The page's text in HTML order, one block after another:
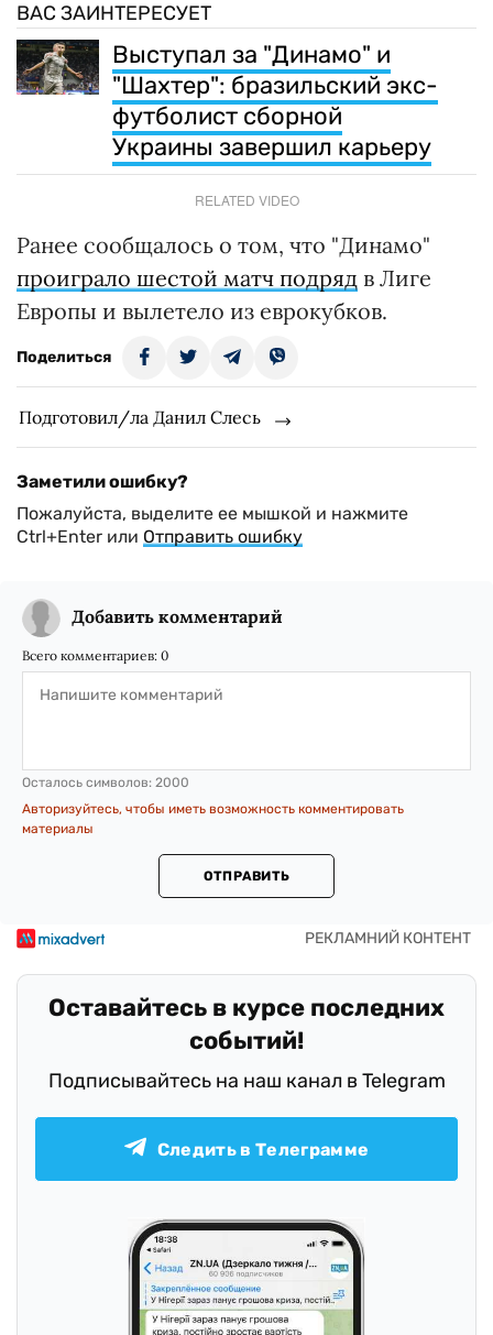
ВАС ЗАИНТЕРЕСУЕТ
Выступал за "Динамо" и
"Шахтер": бразильский экс-
футболист сборной
Украины завершил карьеру
RELATED VIDEO
Ранее сообщалось о том, что "Динамо"
проиграло шестой матч подряд в Лиге
Европы и вылетело из еврокубков.
Поделиться
Подготовил/ла Данил Слесь
Заметили ошибку?
Пожалуйста, выделите ее мышкой и нажмите
Ctrl+Enter или Отправить ошибку
Добавить комментарий
Всего комментариев: 0
Осталось символов: 2000
Авторизуйтесь, чтобы иметь возможность комментировать
материалы
ОТПРАВИТЬ
Оставайтесь в курсе последних
событий!
Подписывайтесь на наш канал в Telegram
Следить в Телеграмме